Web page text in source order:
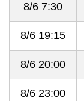
8/6 7:30
8/6 19:15
8/6 20:00
8/6 23:00